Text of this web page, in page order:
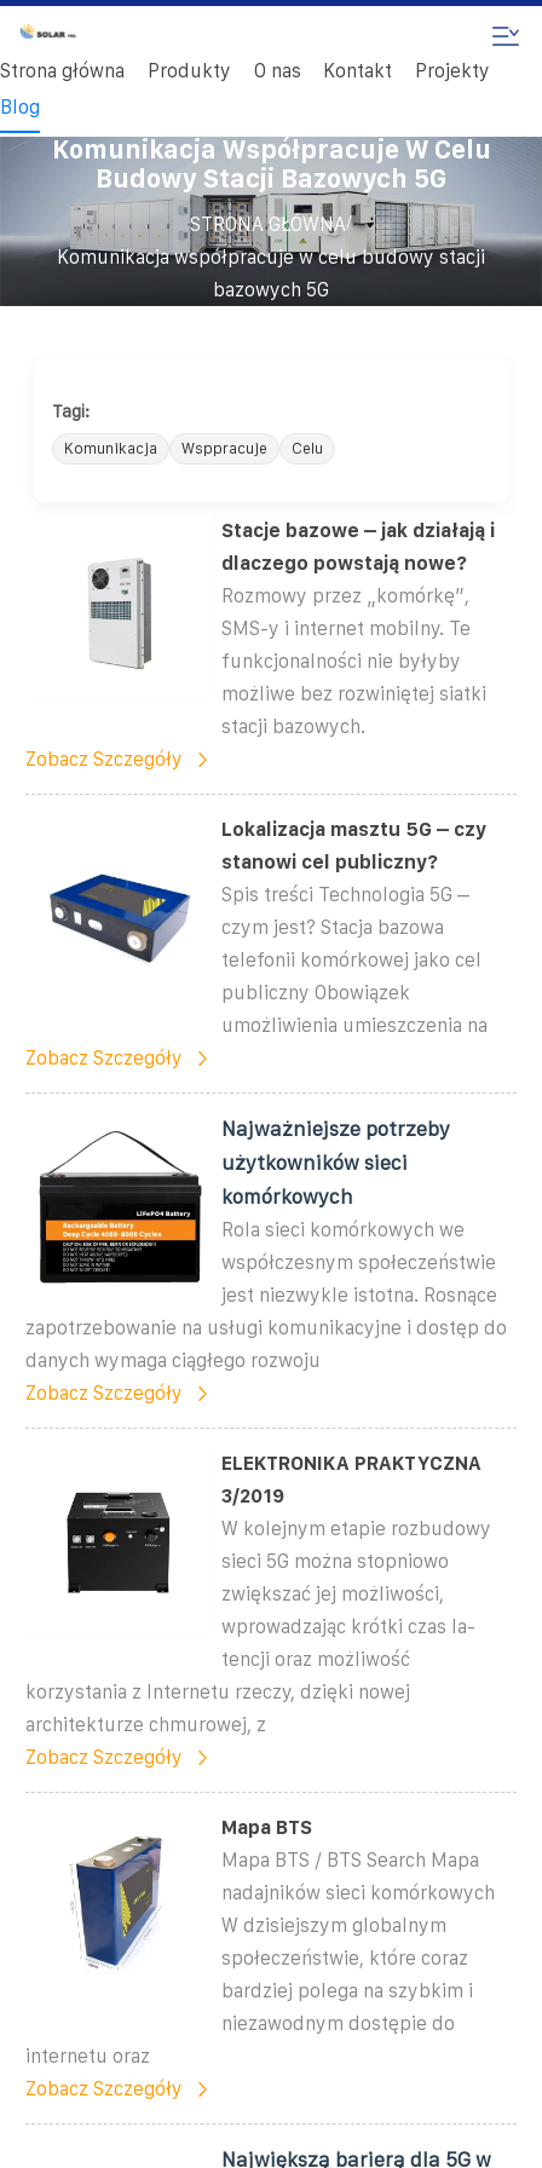
Strona główna Produkty O nas Kontakt
Projekty
Blog
Komunikacja Współpracuje W Celu
Budowy Stacji Bazowych 5G
STRONA GŁÓWNA/
Komunikacja współpracuje w celu budowy stacji
bazowych 5G
Tagi:
Komunikacja Wsppracuje Celu
Stacje bazowe – jak działają i
dlaczego powstają nowe?
Rozmowy przez „komórkę”,
SMS-y i internet mobilny. Te
funkcjonalności nie byłyby
możliwe bez rozwiniętej siatki
stacji bazowych.
Zobacz Szczegóły
Lokalizacja masztu 5G – czy
stanowi cel publiczny?
Spis treści Technologia 5G –
czym jest? Stacja bazowa
telefonii komórkowej jako cel
publiczny Obowiązek
umożliwienia umieszczenia na
Zobacz Szczegóły
Najważniejsze potrzeby
użytkowników sieci
komórkowych
Rola sieci komórkowych we
współczesnym społeczeństwie
jest niezwykle istotna. Rosnące
zapotrzebowanie na usługi komunikacyjne i dostęp do
danych wymaga ciągłego rozwoju
Zobacz Szczegóły
ELEKTRONIKA PRAKTYCZNA
3/2019
W kolejnym etapie rozbudowy
sieci 5G można stopniowo
zwiększać jej możliwości,
wprowadzając krótki czas la-
tencji oraz możliwość
korzystania z Internetu rzeczy, dzięki nowej
architekturze chmurowej, z
Zobacz Szczegóły
Mapa BTS
Mapa BTS / BTS Search Mapa
nadajników sieci komórkowych
W dzisiejszym globalnym
społeczeństwie, które coraz
bardziej polega na szybkim i
niezawodnym dostępie do
internetu oraz
Zobacz Szczegóły
Największą barierą dla 5G w